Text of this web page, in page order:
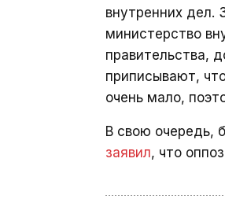
внутренних дел.
министерство
правительства,
приписывают,
очень мало,
В свою очередь,
заявил, что